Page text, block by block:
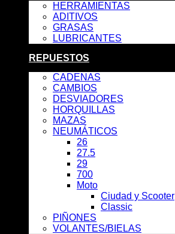
HERRAMIENTAS
ADITIVOS
GRASAS
LUBRICANTES
REPUESTOS
CADENAS
CAMBIOS
DESVIADORES
HORQUILLAS
MAZAS
NEUMÁTICOS
26
27.5
29
700
Moto
Ciudad y Scooter
Classic
PIÑONES
VOLANTES/BIELAS